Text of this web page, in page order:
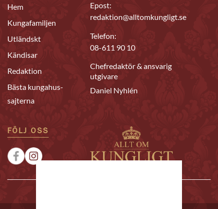
Hem
Kungafamiljen
Utländskt
Kändisar
Redaktion
Bästa kungahus-
sajterna
Epost:
redaktion@alltomkungligt.se
Telefon:
08-611 90 10
Chefredaktör & ansvarig
utgivare
Daniel Nyhlén
FÖLJ OSS